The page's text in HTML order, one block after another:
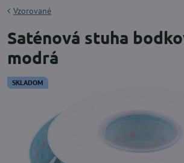
SKLADOM
Vzorované
Saténová stuha
modrá